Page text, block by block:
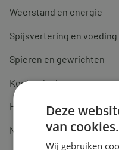
Weerstand en energie
Spijsvertering en voeding
Spieren en gewrichten
Keel en luchtwegen
Huidverzorging
Nachtrust
Deze
van cookies.
Wij gebruiken